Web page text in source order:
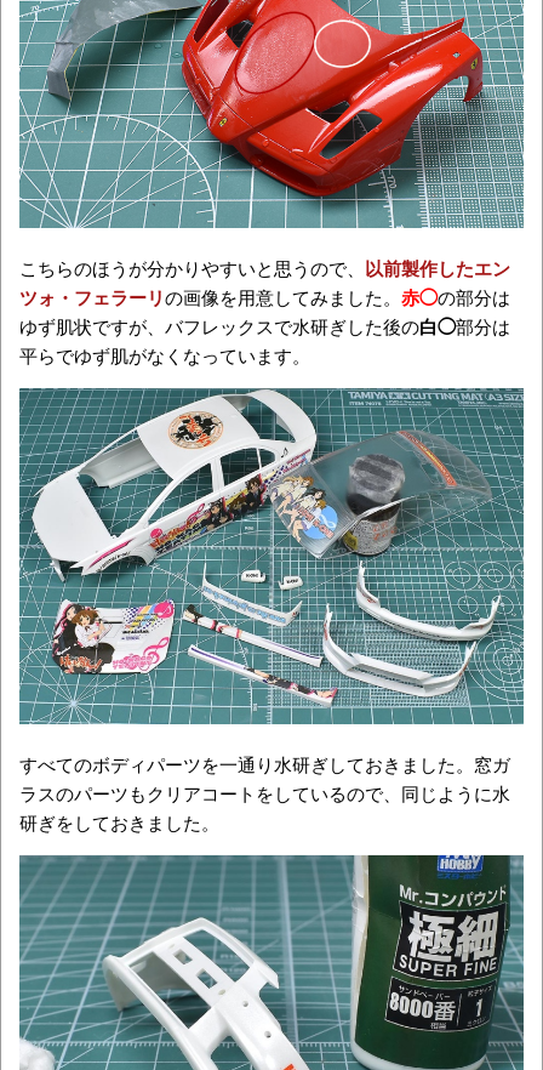
こちらのほうが分かりやすいと思うので、 以前製作したエン
ツォ・フェラーリの画像を用意してみました。 赤◯の部分は
ゆず肌状ですが、バフレックスで水研ぎした後の白◯部分は
平らでゆず肌がなくなっています。
すべてのボディパーツを一通り水研ぎしておきました。窓ガ
ラスのパーツもクリアコートをしているので、同じように水
研ぎをしておきました。